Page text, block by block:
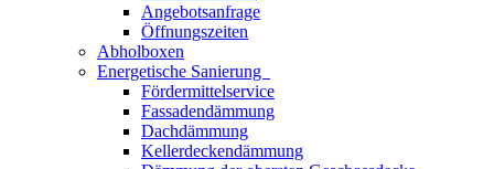
Angebotsanfrage
Öffnungszeiten
Abholboxen
Energetische Sanierung
Fördermittelservice
Fassadendämmung
Dachdämmung
Kellerdeckendämmung